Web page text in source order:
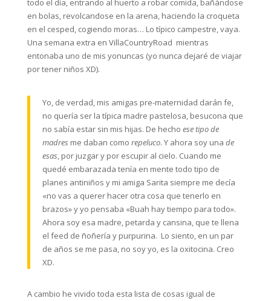
todo el día, entrando al huerto a robar comida, bañándose
en bolas, revolcandose en la arena, haciendo la croqueta
en el cesped, cogiendo moras… Lo típico campestre, vaya.
Una semana extra en VillaCountryRoad mientras
entonaba uno de mis yonuncas (yo nunca dejaré de viajar
por tener niños XD).
Yo, de verdad, mis amigas pre-maternidad darán fe,
no quería ser la típica madre pastelosa, besucona que
no sabía estar sin mis hijas. De hecho ese tipo de
madres me daban como repeluco. Y ahora soy una de
esas, por juzgar y por escupir al cielo. Cuando me
quedé embarazada tenía en mente todo tipo de
planes antiniños y mi amiga Sarita siempre me decía
«no vas a querer hacer otra cosa que tenerlo en
brazos» y yo pensaba «Buah hay tiempo para todo».
Ahora soy esa madre, petarda y cansina, que te llena
el feed de ñoñería y purpurina. Lo siento, en un par
de años se me pasa, no soy yo, es la oxitocina. Creo
XD.
A cambio he vivido toda esta lista de cosas igual de